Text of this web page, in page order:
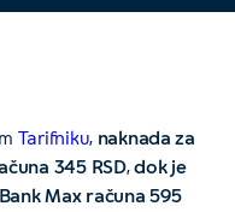
Tarifniku, naknada za
345 RSD,dok je
Max računa 595